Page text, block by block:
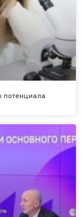
потенциала